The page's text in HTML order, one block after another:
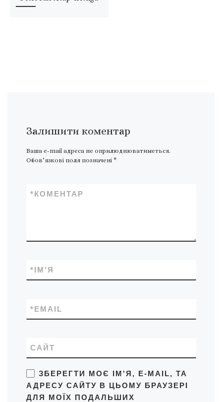
Залишити коментар
Ваша e-mail адреса не оприлюднюватиметься.
Обов’язкові поля позначені *
КОМЕНТАР
*
ІМ'Я
*
EMAIL
*
САЙТ
ЗБЕРЕГТИ МОЄ ІМ'Я, E-MAIL, ТА
АДРЕСУ САЙТУ В ЦЬОМУ БРАУЗЕРІ
ДЛЯ МОЇХ ПОДАЛЬШИХ